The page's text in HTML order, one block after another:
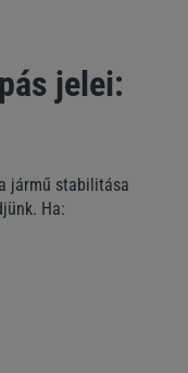
jelei:
jármű stabilitása
Ha: